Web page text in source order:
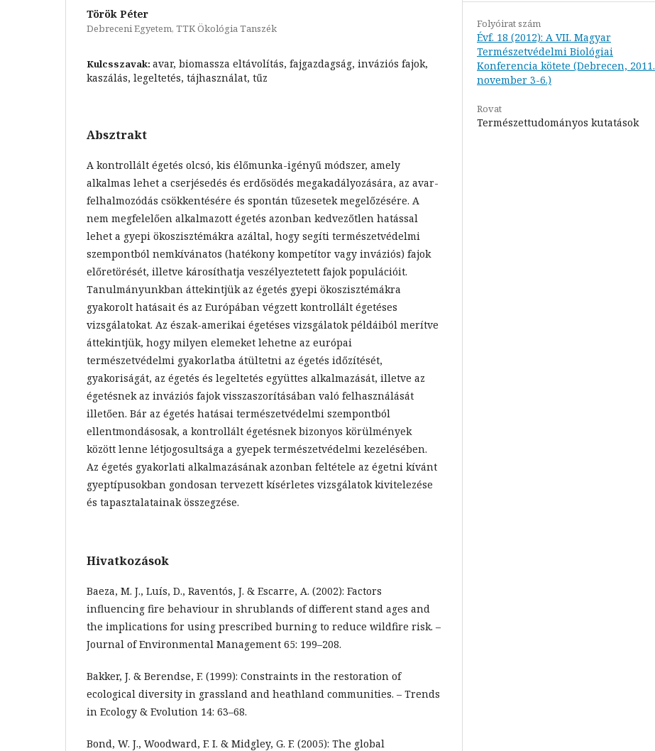
Török Péter
Debreceni Egyetem, TTK Ökológia Tanszék
Kulcsszavak: avar, biomassza eltávolítás, fajgazdagság, inváziós fajok,
kaszálás, legeltetés, tájhasználat, tűz
Absztrakt
A kontrollált égetés olcsó, kis élőmunka-igényű módszer, amely
alkalmas lehet a cserjésedés és erdősödés megakadályozására, az avar-
felhalmozódás csökkentésére és spontán tűzesetek megelőzésére. A
nem megfelelően alkalmazott égetés azonban kedvezőtlen hatással
lehet a gyepi ökoszisztémákra azáltal, hogy segíti természetvédelmi
szempontból nemkívánatos (hatékony kompetítor vagy inváziós) fajok
előretörését, illetve károsíthatja veszélyeztetett fajok populációit.
Tanulmányunkban áttekintjük az égetés gyepi ökoszisztémákra
gyakorolt hatásait és az Európában végzett kontrollált égetéses
vizsgálatokat. Az észak-amerikai égetéses vizsgálatok példáiból merítve
áttekintjük, hogy milyen elemeket lehetne az európai
természetvédelmi gyakorlatba átültetni az égetés időzítését,
gyakoriságát, az égetés és legeltetés együttes alkalmazását, illetve az
égetésnek az inváziós fajok visszaszorításában való felhasználását
illetően. Bár az égetés hatásai természetvédelmi szempontból
ellentmondásosak, a kontrollált égetésnek bizonyos körülmények
között lenne létjogosultsága a gyepek természetvédelmi kezelésében.
Az égetés gyakorlati alkalmazásának azonban feltétele az égetni kívánt
gyeptípusokban gondosan tervezett kísérletes vizsgálatok kivitelezése
és tapasztalatainak összegzése.
Hivatkozások
Baeza, M. J., Luís, D., Raventós, J. & Escarre, A. (2002): Factors
influencing fire behaviour in shrublands of different stand ages and
the implications for using prescribed burning to reduce wildfire risk. –
Journal of Environmental Management 65: 199–208.
Bakker, J. & Berendse, F. (1999): Constraints in the restoration of
ecological diversity in grassland and heathland communities. – Trends
in Ecology & Evolution 14: 63–68.
Bond, W. J., Woodward, F. I. & Midgley, G. F. (2005): The global
Folyóirat szám
Évf. 18 (2012): A VII. Magyar
Természetvédelmi Biológiai
Konferencia kötete (Debrecen, 2011.
november 3-6.)
Rovat
Természettudományos kutatások